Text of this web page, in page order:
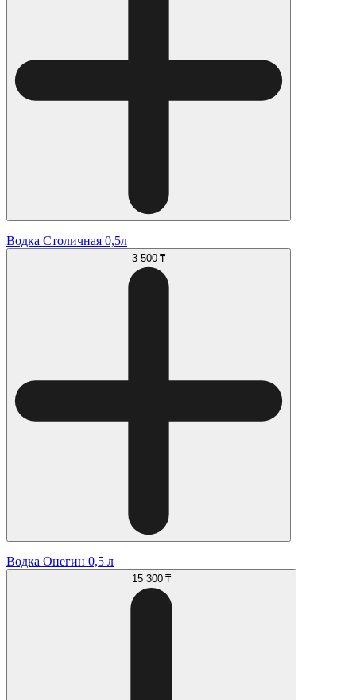
Водка Столичная 0,5л
3 500 ₸
Водка Онегин 0,5 л
15 300 ₸